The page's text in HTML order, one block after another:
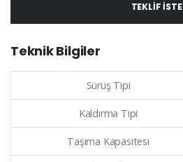
TEKLIF ISTE
Teknik Bilgiler
Sürüş Tipi
Kaldırma Tipi
Taşıma Kapasitesi